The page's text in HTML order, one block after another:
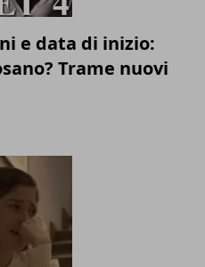
e data di inizio:
Trame nuovi